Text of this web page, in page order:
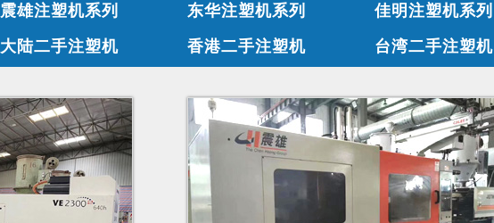
震雄注塑机系列 东华注塑机系列 佳明注塑机系列
大陆二手注塑机 香港二手注塑机 台湾二手注塑机